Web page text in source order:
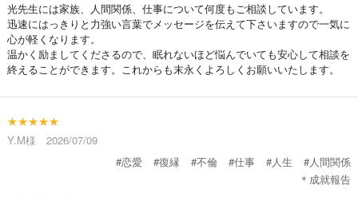
光先生には家族、人間関係、仕事について何度もご相談しています。
迅速にはっきりと力強い言葉でメッセージを伝えて下さいますので一気に
心が軽くなります。
温かく励ましてくださるので、眠れないほど悩んでいても安心して相談を
終えることができます。これからも末永くよろしくお願いいたします。
★★★★★
Y.M様 2026/07/09
#恋愛
#復縁 #不倫 #仕事 #人生
#人間関係
＊成就報告